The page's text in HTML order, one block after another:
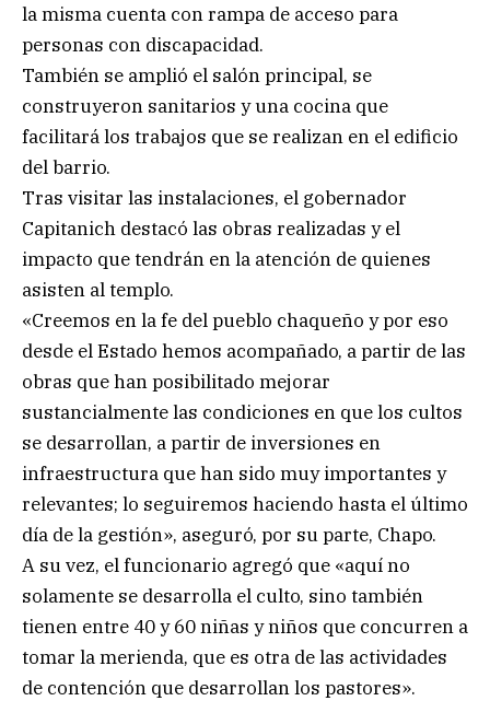
la misma cuenta con rampa de acceso para
personas con discapacidad.
También se amplió el salón principal, se
construyeron sanitarios y una cocina que
facilitará los trabajos que se realizan en el edificio
del barrio.
Tras visitar las instalaciones, el gobernador
Capitanich destacó las obras realizadas y el
impacto que tendrán en la atención de quienes
asisten al templo.
«Creemos en la fe del pueblo chaqueño y por eso
desde el Estado hemos acompañado, a partir de las
obras que han posibilitado mejorar
sustancialmente las condiciones en que los cultos
se desarrollan, a partir de inversiones en
infraestructura que han sido muy importantes y
relevantes; lo seguiremos haciendo hasta el último
día de la gestión», aseguró, por su parte, Chapo.
A su vez, el funcionario agregó que «aquí no
solamente se desarrolla el culto, sino también
tienen entre 40 y 60 niñas y niños que concurren a
tomar la merienda, que es otra de las actividades
de contención que desarrollan los pastores».